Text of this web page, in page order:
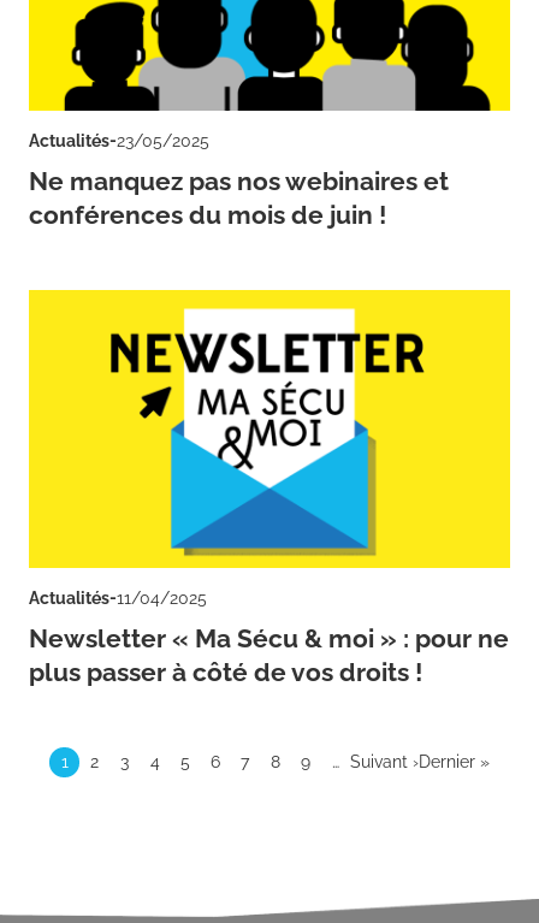
Actualités-23/05/2025
Ne manquez pas nos webinaires et
conférences du mois de juin !
Actualités-11/04/2025
Newsletter « Ma Sécu & moi » : pour ne
plus passer à côté de vos droits !
Pagination
Page courante
1 Page
2 Page
3 Page
4 Page
5 Page
6 Page
7 Page
8 Page
9 … Page suivante
Suivant ›Dernière page
Dernier »